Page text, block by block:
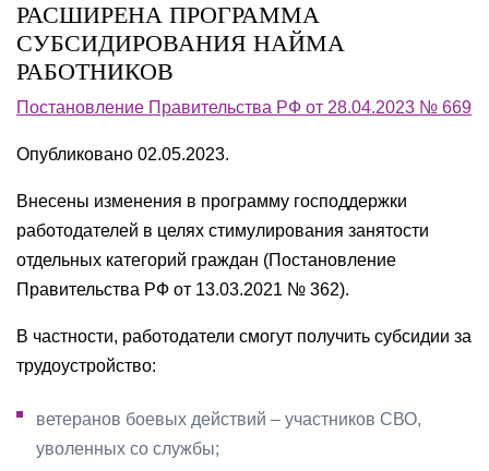
РАСШИРЕНА ПРОГРАММА
СУБСИДИРОВАНИЯ НАЙМА
РАБОТНИКОВ
Постановление Правительства РФ от 28.04.2023 № 669
Опубликовано 02.05.2023.
Внесены изменения в программу господдержки
работодателей в целях стимулирования занятости
отдельных категорий граждан (Постановление
Правительства РФ от 13.03.2021 № 362).
В частности, работодатели смогут получить субсидии за
трудоустройство:
ветеранов боевых действий – участников СВО,
уволенных со службы;